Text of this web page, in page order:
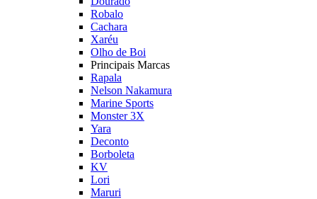
Robalo
Cachara
Xaréu
Olho de Boi
Principais Marcas
Rapala
Nelson Nakamura
Marine Sports
Monster 3X
Yara
Deconto
Borboleta
KV
Lori
Maruri